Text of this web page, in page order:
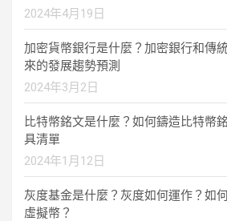
2024年4月19日
加密貨幣銀行是什麼？加密銀行和傳
來的發展趨勢預測
2024年3月2日
比特幣銘文是什麼？如何鑄造比特幣
具清單
2024年1月12日
灰度基金是什麼？灰度如何運作？如
虛擬幣？